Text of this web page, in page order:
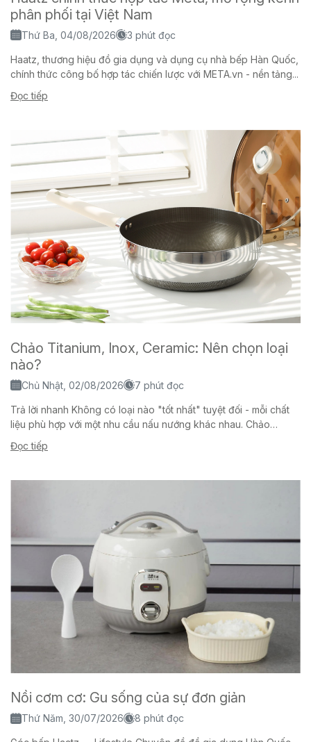
phân phối tại Việt Nam
Thứ Ba, 04/08/2026 3 phút đọc
Haatz, thương hiệu đồ gia dụng và dụng cụ nhà bếp Hàn Quốc,
chính thức công bố hợp tác chiến lược với META.vn - nền tảng...
Đọc tiếp
Chảo Titanium, Inox, Ceramic: Nên chọn loại
nào?
Chủ Nhật, 02/08/2026 7 phút đọc
Trả lời nhanh Không có loại nào "tốt nhất" tuyệt đối - mỗi chất
liệu phù hợp với một nhu cầu nấu nướng khác nhau. Chảo
titanium...
Đọc tiếp
Nồi cơm cơ: Gu sống của sự đơn giản
Thứ Năm, 30/07/2026 8 phút đọc